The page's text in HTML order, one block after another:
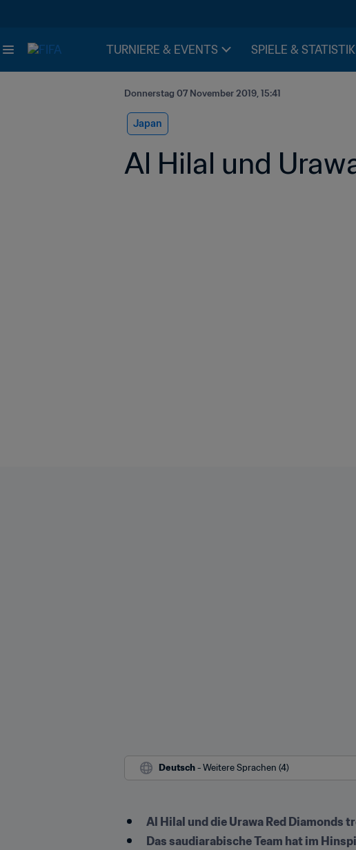
TURNIERE & EVENTS SPIELE &
Donnerstag 07 November 2019, 15:41
Japan
Al Hilal und
Deutsch - Weitere Sprachen (4)
Al Hilal und die Urawa Red Diamonds
Das saudiarabische Team hat im